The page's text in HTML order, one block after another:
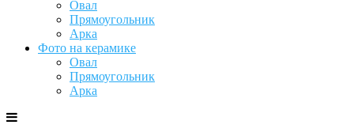
Овал
Прямоугольник
Арка
Фото на керамике
Овал
Прямоугольник
Арка